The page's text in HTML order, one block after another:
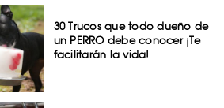
30 Trucos que todo dueño de
un PERRO debe conocer ¡Te
facilitarán la vida!